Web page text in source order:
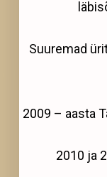
Suuremad
2009 – aasta
2010 ja